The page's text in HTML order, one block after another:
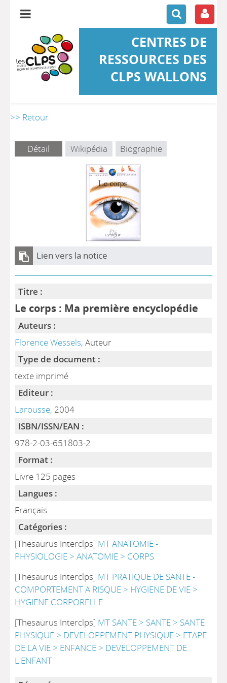
CENTRES DE
RESSOURCES DES
CLPS WALLONS
>> Retour
Détail Wikipédia Biographie
Lien vers la notice
Titre :
Le corps : Ma première encyclopédie
Auteurs :
Florence Wessels, Auteur
Type de document :
texte imprimé
Editeur :
Larousse, 2004
ISBN/ISSN/EAN :
978-2-03-651803-2
Format :
Livre 125 pages
Langues :
Français
Catégories :
[Thesaurus Interclps] MT ANATOMIE -
PHYSIOLOGIE > ANATOMIE > CORPS
[Thesaurus Interclps] MT PRATIQUE DE SANTE -
COMPORTEMENT A RISQUE > HYGIENE DE VIE >
HYGIENE CORPORELLE
[Thesaurus Interclps] MT SANTE > SANTE > SANTE
PHYSIQUE > DEVELOPPEMENT PHYSIQUE > ETAPE
DE LA VIE > ENFANCE > DEVELOPPEMENT DE
L'ENFANT